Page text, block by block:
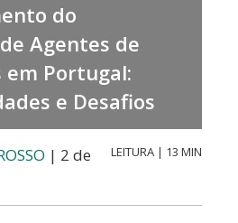
do
Agentes de
em Portugal:
e Desafios
| 2 de
LEITURA | 13 MIN